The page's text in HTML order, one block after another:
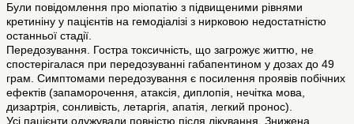
Були повідомлення про міопатію з підвищеними рівнями
кретиніну у пацієнтів на гемодіалізі з нирковою недостатністю
останньої стадії.
Передозування. Гостра токсичність, що загрожує життю, не
спостерігалася при передозуванні габапентином у дозах до 49
грам. Симптомами передозування є посилення проявів побічних
ефектів (запаморочення, атаксія, диплопія, нечітка мова,
дизартрія, сонливість, летаргія, апатія, легкий пронос).
Усі пацієнти одужували повністю після лікування. Знижена